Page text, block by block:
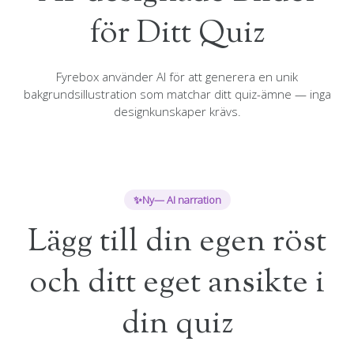
för Ditt Quiz
Fyrebox använder AI för att generera en unik
bakgrundsillustration som matchar ditt quiz-ämne — inga
designkunskaper krävs.
✨Ny— AI narration
Lägg till din egen röst
och ditt eget ansikte i
din quiz